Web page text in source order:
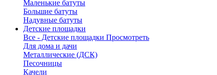
Маленькие батуты
Большие батуты
Надувные батуты
Детские площадки
Все - Детские площадки Просмотреть
Для дома и дачи
Металлические (ДСК)
Песочницы
Качели